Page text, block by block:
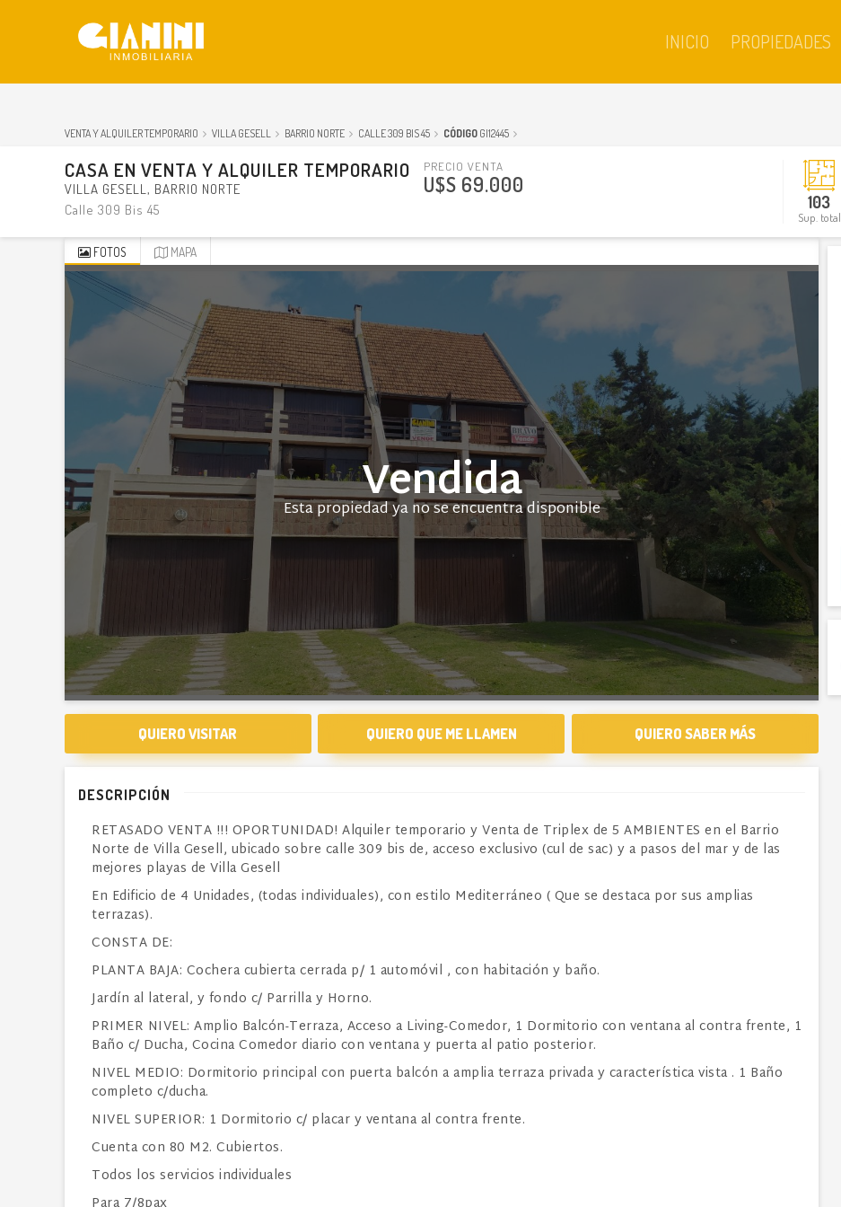
INICIO PROPIEDADES
VENTA Y ALQUILER TEMPORARIO VILLA GESELL BARRIO NORTE CALLE 309 BIS 45 CÓDIGO GI12445
CASA EN VENTA Y ALQUILER TEMPORARIO
VILLA GESELL BARRIO NORTE
Calle 309 Bis 45
PRECIO VENTA
U$S 69.000
103
Sup. total
FOTOS MAPA
Vendida
QUIERO VISITAR QUIERO QUE ME LLAMEN QUIERO SABER MÁS
DESCRIPCIÓN
RETASADO VENTA !!! OPORTUNIDAD! Alquiler temporario y Venta de Triplex de 5 AMBIENTES en el Barrio
Norte de Villa Gesell, ubicado sobre calle 309 bis de, acceso exclusivo (cul de sac) y a pasos del mar y de las
mejores playas de Villa Gesell
En Edificio de 4 Unidades, (todas individuales), con estilo Mediterráneo ( Que se destaca por sus amplias
terrazas).
CONSTA DE:
PLANTA BAJA: Cochera cubierta cerrada p/ 1 automóvil , con habitación y baño.
Jardín al lateral, y fondo c/ Parrilla y Horno.
PRIMER NIVEL: Amplio Balcón-Terraza, Acceso a Living-Comedor, 1 Dormitorio con ventana al contra frente, 1
Baño c/ Ducha, Cocina Comedor diario con ventana y puerta al patio posterior.
NIVEL MEDIO: Dormitorio principal con puerta balcón a amplia terraza privada y característica vista . 1 Baño
completo c/ducha.
NIVEL SUPERIOR: 1 Dormitorio c/ placar y ventana al contra frente.
Cuenta con 80 M2. Cubiertos.
Todos los servicios individuales